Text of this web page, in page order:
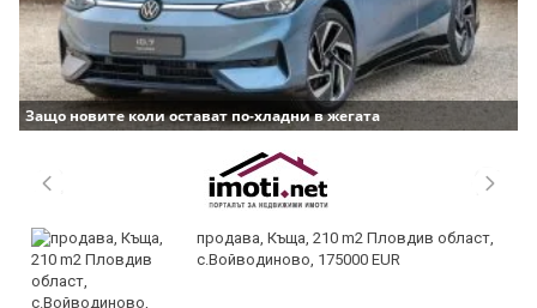
Защо новите коли остават по-хладни в жегата
продава, Къща, 210 m2 Пловдив област,
с.Войводиново, 175000 EUR